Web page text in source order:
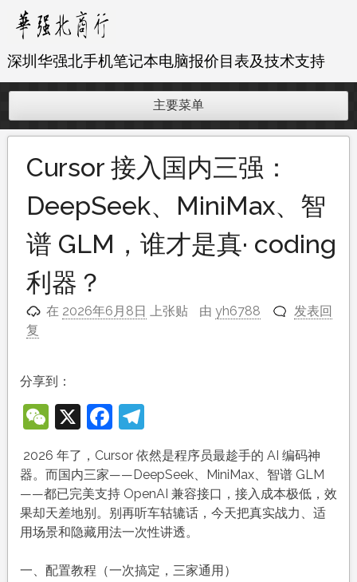
内深圳华强北手机笔记本电脑报价目表及技术支持
主要菜单
Cursor 接入国内三强：
DeepSeek、MiniMax、智
谱 GLM，谁才是真· coding
利器？
在 2026年6月8日 上张贴 由yh6788
发表回
复
分享到：
WeChat
X Facebook
Telegram
2026 年了，Cursor 依然是程序员最趁手的 AI 编码神
器。而国内三家——DeepSeek、MiniMax、智谱 GLM
——都已完美支持 OpenAI 兼容接口，接入成本极低，效
果却天差地别。别再听车轱辘话，今天把真实战力、适
用场景和隐藏用法一次性讲透。
一、配置教程（一次搞定，三家通用）